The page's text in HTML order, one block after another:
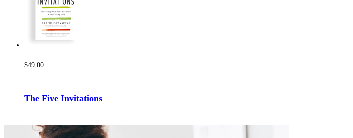
$49 .00
The Five Invitations